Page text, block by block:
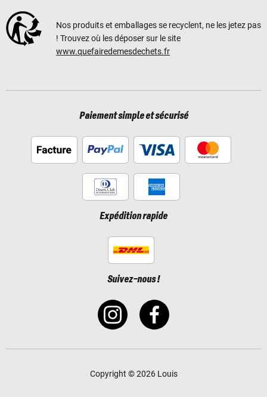
Nos produits et emballages se recyclent, ne les jetez pas
! Trouvez où les déposer sur le site
www.quefairedemesdechets.fr
Paiement simple et sécurisé
Expédition rapide
Suivez-nous !
Copyright © 2026 Louis